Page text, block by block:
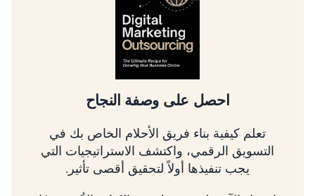
تسلق شجرة التسويق الرقمي
تعلم كيفية تحديد أولويات الأمور الأكثر أهمية، وربط
استراتيجيتك بالإيرادات، وتنمية عملك باستخدام
إطار عمل مثبت.